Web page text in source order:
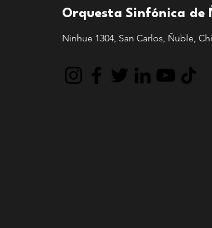
Orquesta Sinfónica de
Ninhue 1304, San Carlos, Ñuble,